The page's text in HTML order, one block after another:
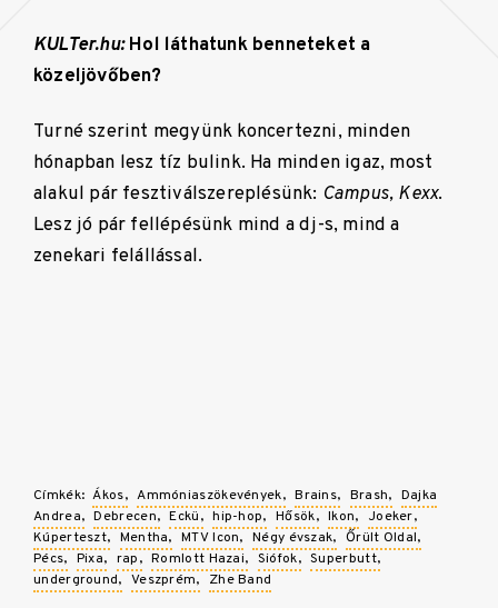
KULTer.hu:Hol láthatunk benneteket a
közeljövőben?
Turné szerint megyünk koncertezni, minden
hónapban lesz tíz bulink. Ha minden igaz, most
alakul pár fesztiválszereplésünk: Campus, Kexx.
Lesz jó pár fellépésünk mind a dj-s, mind a
zenekari felállással.
Címkék: Ákos Ammóniaszökevények Brains Brash
Dajka
Andrea
Debrecen Eckü hip-hop Hősök Ikon
Joeker
Kúperteszt
Mentha MTV Icon Négy évszak
Őrült Oldal
Pécs
Pixa rap Romlott Hazai Siófok
Superbutt
underground
Veszprém Zhe Band